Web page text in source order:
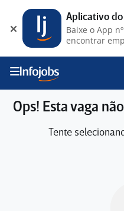
Ops! Esta vaga
Tente
Aplicativo
Baixe o App
encontrar